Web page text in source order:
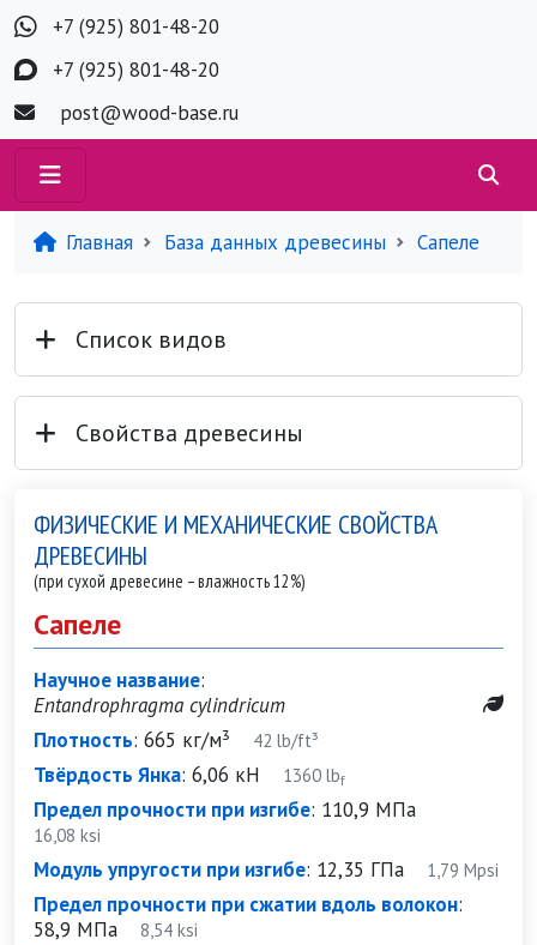
+7 (925) 801-48-20
+7 (925) 801-48-20
post@wood-base.ru
Главная База данных древесины Сапеле
Список видов
Свойства древесины
ФИЗИЧЕСКИЕ И МЕХАНИЧЕСКИЕ СВОЙСТВА
ДРЕВЕСИНЫ
(при сухой древесине – влажность 12%)
Сапеле
Научное название:
Entandrophragma cylindricum
Плотность: 665 кг/м³ 42 lb/ft³
Твёрдость Янка: 6,06 кН 1360 lbf
Предел прочности при изгибе: 110,9 МПа
16,08 ksi
Модуль упругости при изгибе: 12,35 ГПа 1,79 Mpsi
Предел прочности при сжатии вдоль волокон:
58,9 МПа 8,54 ksi